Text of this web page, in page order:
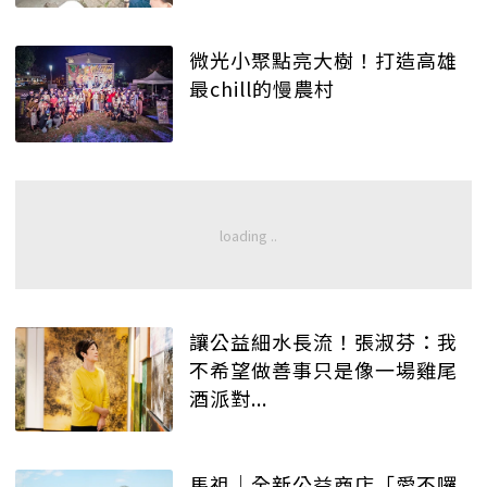
微光小聚點亮大樹！打造高雄
最chill的慢農村
讓公益細水長流！張淑芬：我
不希望做善事只是像一場雞尾
酒派對...